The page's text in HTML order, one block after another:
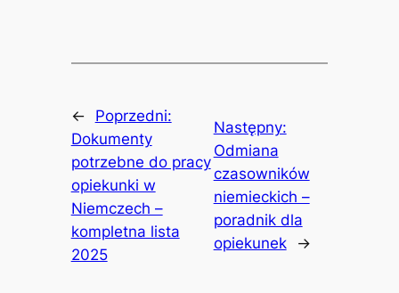
←
Poprzedni:
Dokumenty
potrzebne do pracy
opiekunki w
Niemczech –
kompletna lista
2025
Następny:
Odmiana
czasowników
niemieckich –
poradnik dla
opiekunek
→